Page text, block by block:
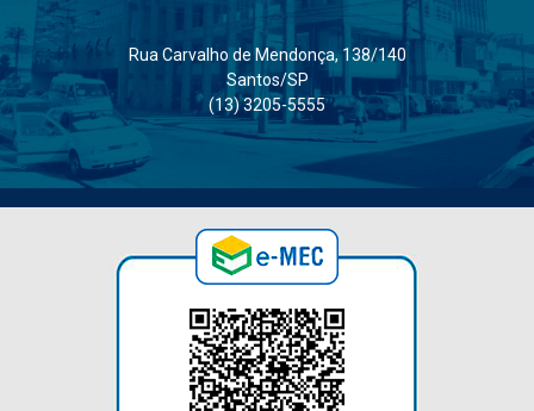
Rua Carvalho de Mendonça, 138/140
Santos/SP
(13) 3205-5555